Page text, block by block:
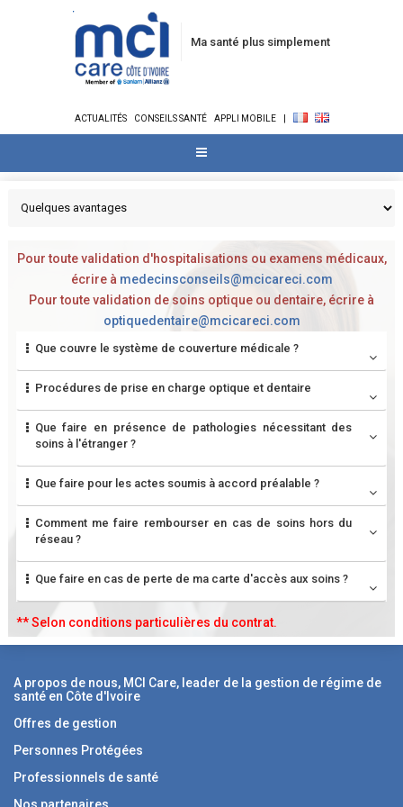
Ma santé plus simplement
ACTUALITÉS CONSEILS SANTÉ APPLI MOBILE
Pour toute validation d'hospitalisations ou examens médicaux,
écrire à medecinsconseils@mcicareci.com
Pour toute validation de soins optique ou dentaire, écrire à
optiquedentaire@mcicareci.com
Que couvre le système de couverture médicale ?
Procédures de prise en charge optique et dentaire
Que faire en présence de pathologies nécessitant des
soins à l'étranger ?
Que faire pour les actes soumis à accord préalable ?
Comment me faire rembourser en cas de soins hors du
réseau ?
Que faire en cas de perte de ma carte d'accès aux soins ?
** Selon conditions particulières du contrat.
A propos de nous, MCI Care, leader de la gestion de régime de
santé en Côte d'Ivoire
Offres de gestion
Personnes Protégées
Professionnels de santé